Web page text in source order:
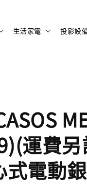
生活家電 投影設
運費
式電動